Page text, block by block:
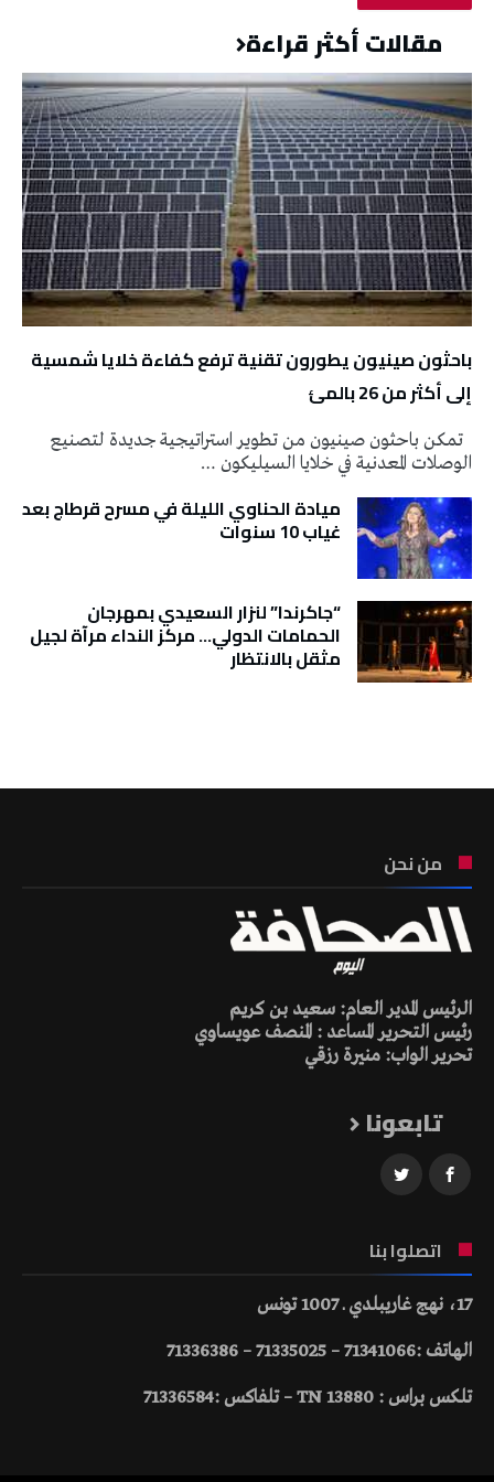
مقالات أكثر قراءة
باحثون صينيون يطورون تقنية ترفع كفاءة خلايا شمسية
إلى أكثر من 26 بالمئ
تمكن باحثون صينيون من تطوير استراتيجية جديدة لتصنيع
الوصلات المعدنية في خلايا السيليكون …
ميادة الحناوي الليلة في مسرح قرطاج بعد
غياب 10 سنوات
“جاكرندا” لنزار السعيدي بمهرجان
الحمامات الدولي… مركز النداء مرآة لجيل
مثقل بالانتظار
من نحن
الرئيس المدير العام: سعيد بن كريم
رئيس التحرير المساعد : المنصف عويساوي
تحرير الواب: منيرة رزقي
تابعونا
اتصلوا بنا
17، نهج غاريبلدي ـ 1007 تونس
الهاتف :71341066 – 71335025 – 71336386
تلكس براس : 13880 TN – تلفاكس :71336584